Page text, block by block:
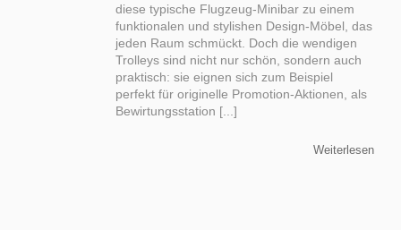
diese typische Flugzeug-Minibar zu einem
funktionalen und stylishen Design-Möbel, das
jeden Raum schmückt. Doch die wendigen
Trolleys sind nicht nur schön, sondern auch
praktisch: sie eignen sich zum Beispiel
perfekt für originelle Promotion-Aktionen, als
Bewirtungsstation [...]
Weiterlesen